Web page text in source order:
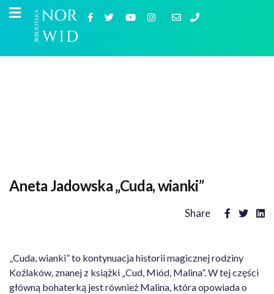
Aneta Jadowska „Cuda, wianki”
Share
„Cuda, wianki” to kontynuacja historii magicznej rodziny
Koźlaków, znanej z książki „Cud, Miód, Malina”. W tej części
główną bohaterką jest również Malina, która opowiada o